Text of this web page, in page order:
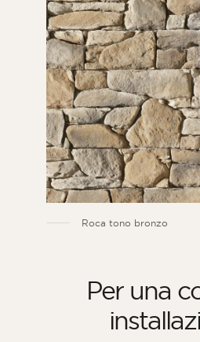
Roca tono bronzo
Per una